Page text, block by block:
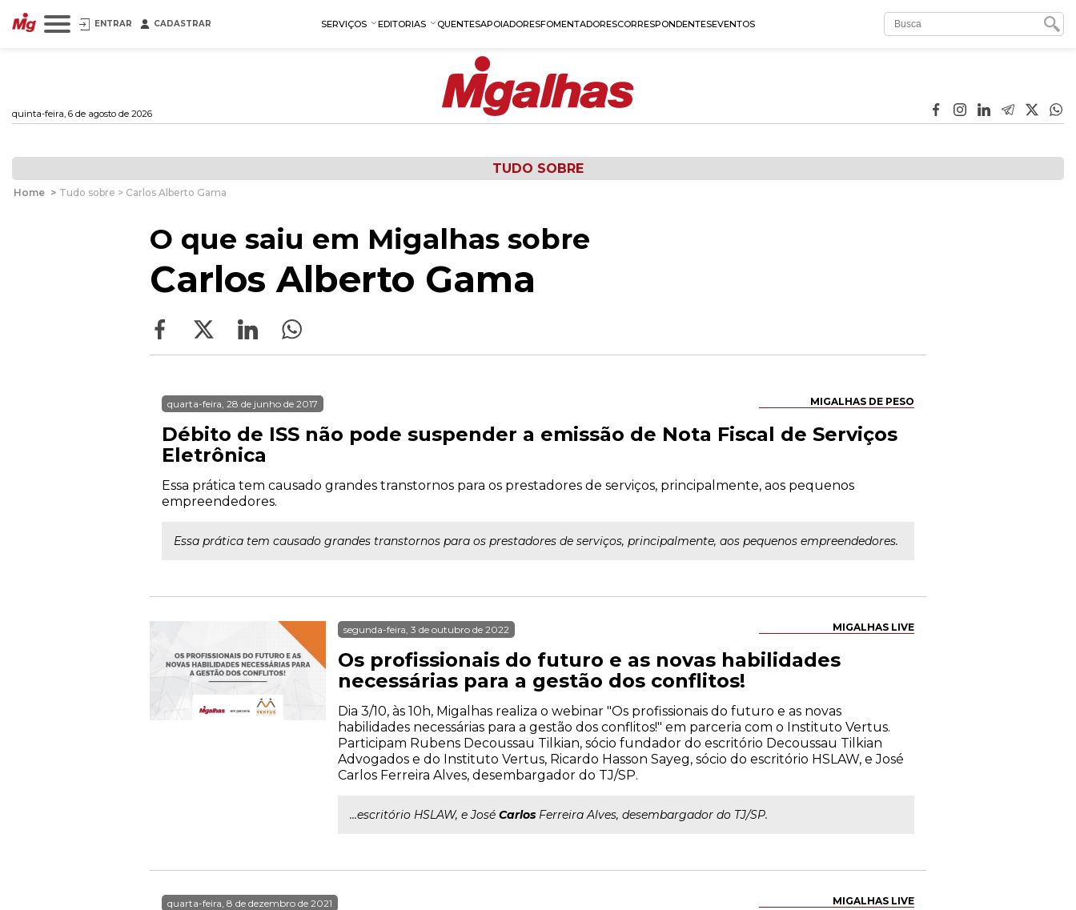
ENTRAR CADASTRAR SERVIÇOS EDITORIAS QUENTESAPOIADORESFOMENTADORESCORRESPONDENTESEVENTOS
quinta-feira, 6 de agosto de 2026
TUDO SOBRE
Home > Tudo sobre > Carlos Alberto Gama
O que saiu em Migalhas sobre
Carlos Alberto Gama
MIGALHAS DE PESO
quarta-feira, 28 de junho de 2017
Débito de ISS não pode suspender a emissão de Nota Fiscal de Serviços
Eletrônica
Essa prática tem causado grandes transtornos para os prestadores de serviços, principalmente, aos pequenos
empreendedores.
Essa prática tem causado grandes transtornos para os prestadores de serviços, principalmente, aos pequenos empreendedores.
MIGALHAS LIVE
segunda-feira, 3 de outubro de 2022
Os profissionais do futuro e as novas habilidades
necessárias para a gestão dos conflitos!
Dia 3/10, às 10h, Migalhas realiza o webinar "Os profissionais do futuro e as novas
habilidades necessárias para a gestão dos conflitos!" em parceria com o Instituto Vertus.
Participam Rubens Decoussau Tilkian, sócio fundador do escritório Decoussau Tilkian
Advogados e do Instituto Vertus, Ricardo Hasson Sayeg, sócio do escritório HSLAW, e José
Carlos Ferreira Alves, desembargador do TJ/SP.
...escritório HSLAW, e José Carlos Ferreira Alves, desembargador do TJ/SP.
MIGALHAS LIVE
quarta-feira, 8 de dezembro de 2021